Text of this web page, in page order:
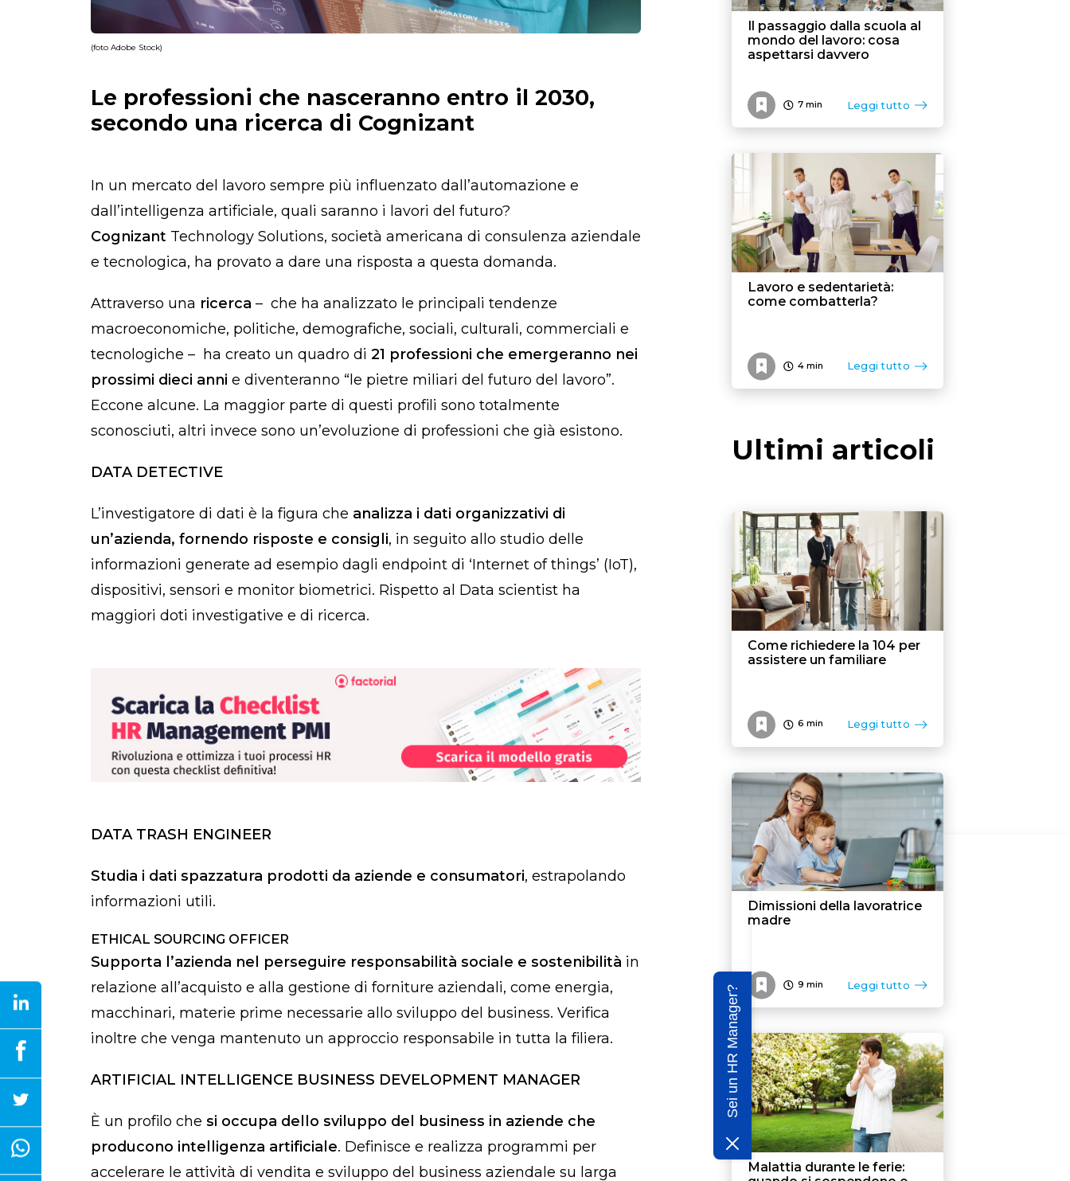
(foto Adobe Stock)
Le professioni che nasceranno entro il 2030,
secondo una ricerca di Cognizant
In un mercato del lavoro sempre più influenzato dall’automazione e
dall’intelligenza artificiale, quali saranno i lavori del futuro?
Cognizant Technology Solutions, società americana di consulenza aziendale
e tecnologica, ha provato a dare una risposta a questa domanda.
Attraverso una ricerca – che ha analizzato le principali tendenze
macroeconomiche, politiche, demografiche, sociali, culturali, commerciali e
tecnologiche – ha creato un quadro di 21 professioni che emergeranno nei
prossimi dieci anni e diventeranno “le pietre miliari del futuro del lavoro”.
Eccone alcune. La maggior parte di questi profili sono totalmente
sconosciuti, altri invece sono un’evoluzione di professioni che già esistono.
DATA DETECTIVE
L’investigatore di dati è la figura che analizza i dati organizzativi di
un’azienda, fornendo risposte e consigli, in seguito allo studio delle
informazioni generate ad esempio dagli endpoint di ‘Internet of things’ (IoT),
dispositivi, sensori e monitor biometrici. Rispetto al Data scientist ha
maggiori doti investigative e di ricerca.
DATA TRASH ENGINEER
Studia i dati spazzatura prodotti da aziende e consumatori, estrapolando
informazioni utili.
ETHICAL SOURCING OFFICER
Supporta l’azienda nel perseguire responsabilità sociale e sostenibilità in
relazione all’acquisto e alla gestione di forniture aziendali, come energia,
macchinari, materie prime necessarie allo sviluppo del business. Verifica
inoltre che venga mantenuto un approccio responsabile in tutta la filiera.
ARTIFICIAL INTELLIGENCE BUSINESS DEVELOPMENT MANAGER
È un profilo che si occupa dello sviluppo del business in aziende che
producono intelligenza artificiale. Definisce e realizza programmi per
accelerare le attività di vendita e sviluppo del business aziendale su larga
Il passaggio dalla scuola al
mondo del lavoro: cosa
aspettarsi davvero
7 min Leggi tutto
Lavoro e sedentarietà:
come combatterla?
4 min Leggi tutto
Ultimi articoli
Come richiedere la 104 per
assistere un familiare
6 min Leggi tutto
Dimissioni della lavoratrice
madre
9 min Leggi tutto
Malattia durante le ferie:
Sei un HR Manager?